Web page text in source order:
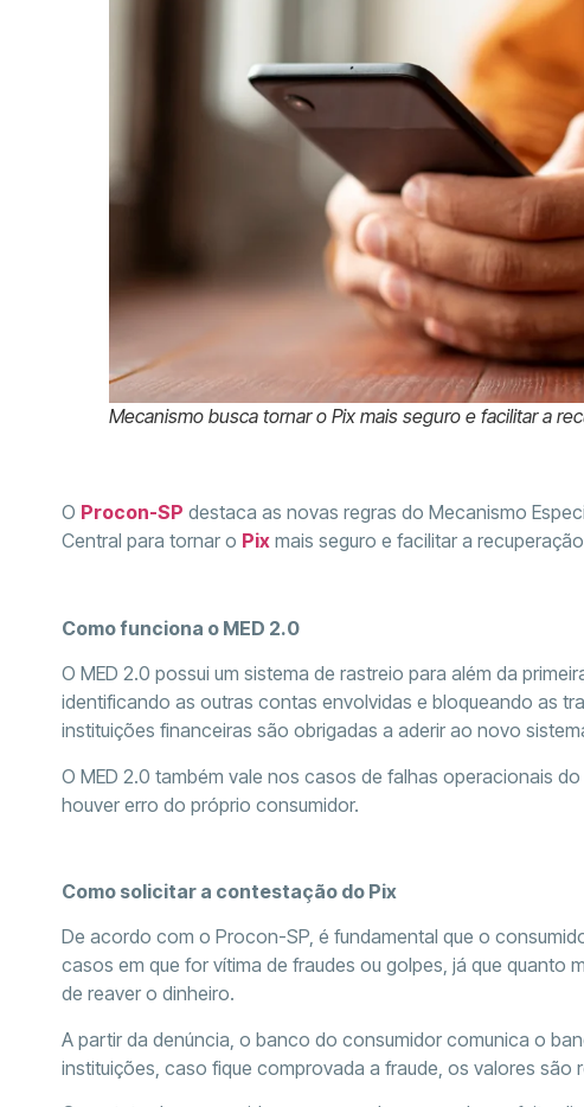
Mecanismo busca tornar o Pix mais seguro e facilitar a
O Procon-SP destaca as novas regras do Mecanismo
Central para tornar o Pix mais seguro e facilitar a
Como funciona o MED 2.0
O MED 2.0 possui um sistema de rastreio para além da
identificando as outras contas envolvidas e bloqueando as
instituições financeiras são obrigadas a aderir ao novo
O MED 2.0 também vale nos casos de falhas operacionais
houver erro do próprio consumidor.
Como solicitar a contestação do Pix
De acordo com o Procon-SP, é fundamental que o
casos em que for vítima de fraudes ou golpes, já que quanto
de reaver o dinheiro.
A partir da denúncia, o banco do consumidor comunica o
instituições, caso fique comprovada a fraude, os valores são